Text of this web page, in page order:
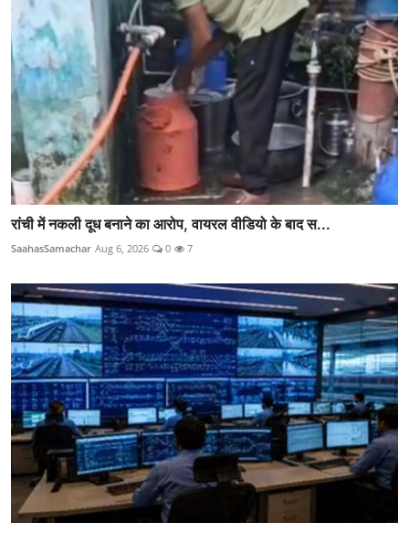
रांची में नकली दूध बनाने का आरोप, वायरल वीडियो के बाद स...
SaahasSamachar Aug 6, 2026 0 7